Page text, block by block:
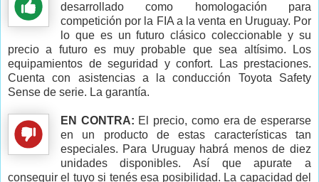
desarrollado como homologación para
competición por la FIA a la venta en Uruguay. Por
lo que es un futuro clásico coleccionable y su
precio a futuro es muy probable que sea altísimo. Los
equipamientos de seguridad y confort. Las prestaciones.
Cuenta con asistencias a la conducción Toyota Safety
Sense de serie. La garantía.
EN CONTRA: El precio, como era de esperarse
en un producto de estas características tan
especiales. Para Uruguay habrá menos de diez
unidades disponibles. Así que apurate a
conseguir el tuyo si tenés esa posibilidad. La capacidad del